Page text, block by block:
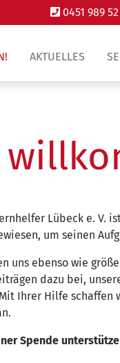
0451 989
AKTUELLES
Lübeck e. V.
um seinen
uns ebenso wie
dazu bei,
Ihrer Hilfe schaffen
Spende